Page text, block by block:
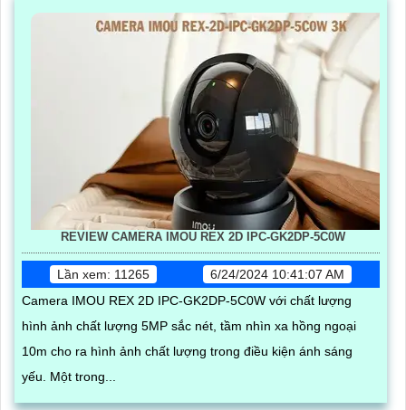
REVIEW CAMERA IMOU REX 2D IPC-GK2DP-5C0W
Lần xem: 11265
6/24/2024 10:41:07 AM
Camera IMOU REX 2D IPC-GK2DP-5C0W với chất lượng
hình ảnh chất lượng 5MP sắc nét, tầm nhìn xa hồng ngoại
10m cho ra hình ảnh chất lượng trong điều kiện ánh sáng
yếu. Một trong...